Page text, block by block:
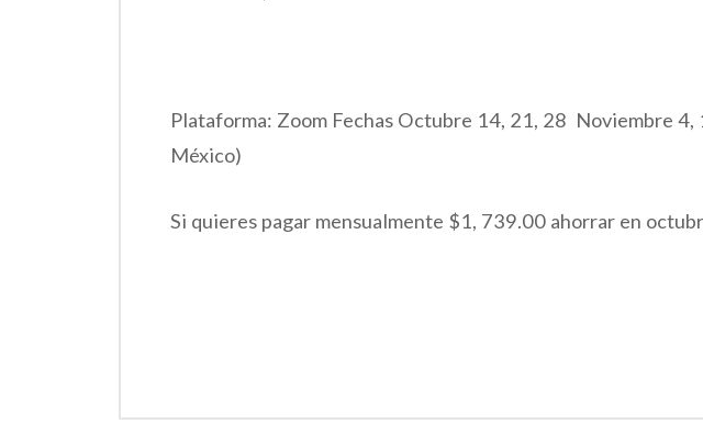
Plataforma: Zoom Fechas Octubre 14, 21, 28 Noviembre
México)
Si quieres pagar mensualmente $1, 739.00 ahorrar en